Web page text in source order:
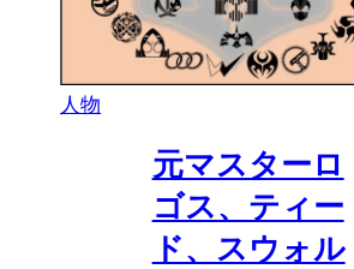
人物
元マスターロ
ゴス、ティー
ド、スウォル